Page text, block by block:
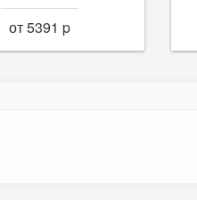
от 5391 p